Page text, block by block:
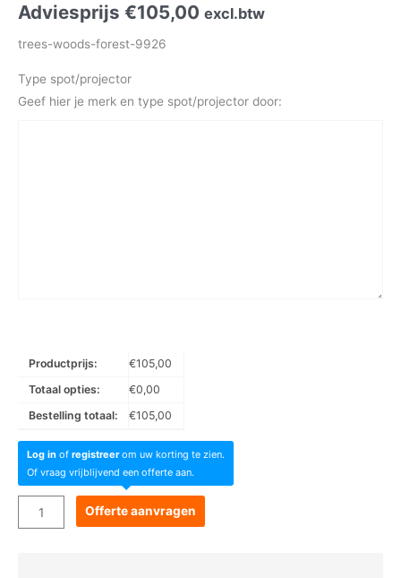
Adviesprijs €105,00 excl.btw
trees-woods-forest-9926
Type spot/projector
Geef hier je merk en type spot/projector door:
Productprijs: €105,00
Totaal opties:
€0,00
Bestelling totaal:
€105,00
Log in of registreerom uw korting te zien.
Of vraag vrijblijvend een offerte aan.
Goboservice
-
Offerte aanvragen